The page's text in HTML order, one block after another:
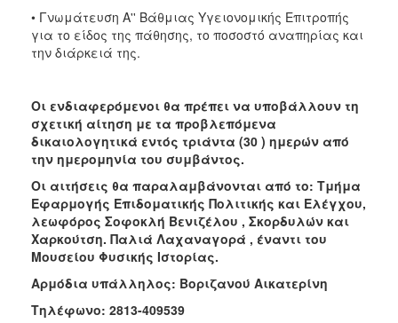
• Γνωμάτευση Α'' Βάθμιας Υγειονομικής Επιτροπής
για το είδος της πάθησης, το ποσοστό αναπηρίας και
την διάρκειά της.
Οι ενδιαφερόμενοι θα πρέπει να υποβάλλουν τη
σχετική αίτηση με τα προβλεπόμενα
δικαιολογητικά εντός τριάντα (30 ) ημερών από
την ημερομηνία του συμβάντος.
Οι αιτήσεις θα παραλαμβάνονται από το: Τμήμα
Εφαρμογής Επιδοματικής Πολιτικής και Ελέγχου,
λεωφόρος Σοφοκλή Βενιζέλου , Σκορδυλών και
Χαρκούτση. Παλιά Λαχαναγορά , έναντι του
Μουσείου Φυσικής Ιστορίας.
Αρμόδια υπάλληλος: Βοριζανού Αικατερίνη
Τηλέφωνο: 2813-409539